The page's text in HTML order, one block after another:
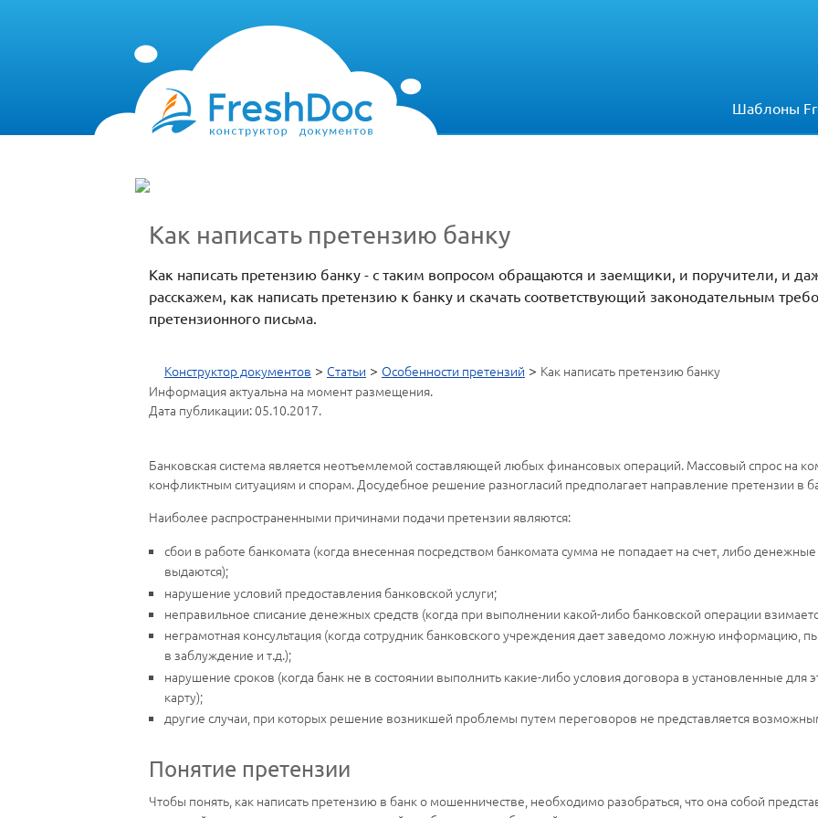
Шаблоны
Как написать претензию банку
Как написать претензию банку - с таким вопросом обращаются и заемщики, и поручители, и
расскажем, как написать претензию к банку и скачать соответствующий законодательным
претензионного письма.
Конструктор документов > Статьи > Особенности претензий > Как написать претензию банку
Информация актуальна на момент размещения.
Дата публикации: 05.10.2017.
Банковская система является неотъемлемой составляющей любых финансовых операций. Массовый спрос на
конфликтным ситуациям и спорам. Досудебное решение разногласий предполагает направление претензии в
Наиболее распространенными причинами подачи претензии являются:
сбои в работе банкомата (когда внесенная посредством банкомата сумма не попадает на счет, либо
выдаются);
нарушение условий предоставления банковской услуги;
неправильное списание денежных средств (когда при выполнении какой-либо банковской операции
неграмотная консультация (когда сотрудник банковского учреждения дает заведомо ложную информацию,
в заблуждение и т.д.);
нарушение сроков (когда банк не в состоянии выполнить какие-либо условия договора в установленные для
карту);
другие случаи, при которых решение возникшей проблемы путем переговоров не представляется
Понятие претензии
Чтобы понять, как написать претензию в банк о мошенничестве, необходимо разобраться, что она собой